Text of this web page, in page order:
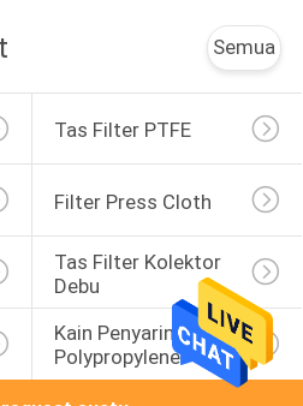
Semua
Tas Filter PTFE
Filter Press Cloth
Tas Filter Kolektor
Debu
Kain Penyaring
Polypropylene